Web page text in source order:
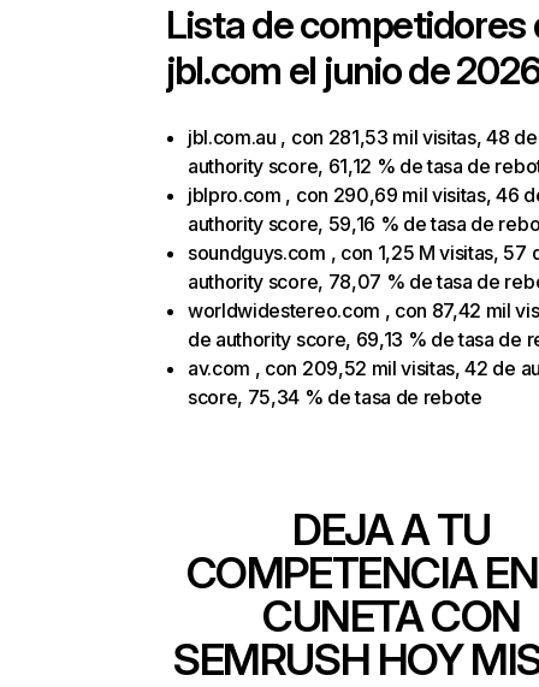
Lista de competidores
jbl.com el junio de
jbl.com.au , con 281,53 mil visitas, 48 de
authority score, 61,12 % de tasa de
jblpro.com , con 290,69 mil visitas, 46
authority score, 59,16 % de tasa de
soundguys.com , con 1,25 M visitas, 57
authority score, 78,07 % de tasa de
worldwidestereo.com , con 87,42 mil
de authority score, 69,13 % de tasa de
av.com , con 209,52 mil visitas, 42 de
score, 75,34 % de tasa de rebote
DEJA A TU
COMPETENCIA
CUNETA CON
SEMRUSH HOY